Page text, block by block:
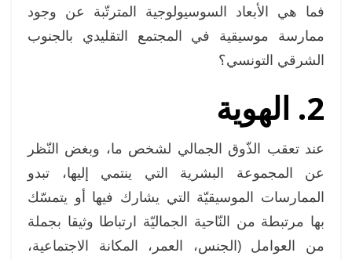
فما هي الأبعاد السوسيولوجية المترتّبة عن وجود
ممارسة موسيقية في المجتمع التقليدي بالجنوب
الشرقي التونسي؟
2. الهوية
عند تعقب الذّوق الجمالي لشخص ما، وبغض النّظر
عن المجموعة البشرية التي ينتمي إليها، تبدو
الممارسات الموسيقيّة التي يشارك فيها أو يتمسّك
بها مرتبطة من النّاحية الجماليّة ارتباطا وثيقا بجملة
من العوامل (الجنس، العمر، المكانة الاجتماعية،